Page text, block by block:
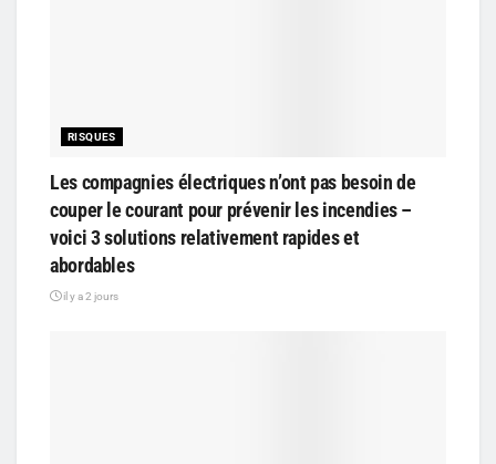
RISQUES
Les compagnies électriques n’ont pas besoin de
couper le courant pour prévenir les incendies –
voici 3 solutions relativement rapides et
abordables
il y a 2 jours